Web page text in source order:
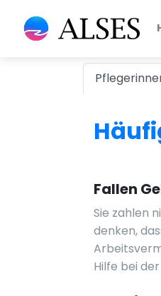
Fallen
Sie zahlen
denken,
Hilfe bei